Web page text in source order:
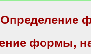
Определение
формы,